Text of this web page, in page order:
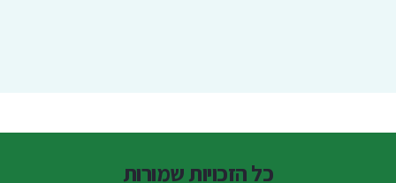
כל הזכויות שמורות